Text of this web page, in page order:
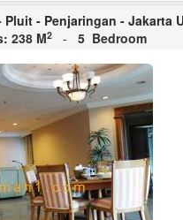
Pluit - Penjaringan - Jakarta
238 M2 - 5 Bedroom